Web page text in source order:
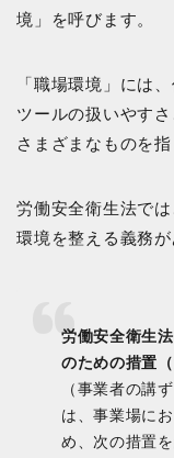
境」を呼びます。
「職場環境」には
ツールの扱いやす
さまざまなものを指
労働安全衛生法で
環境を整える義務が
労働安全衛生
のための措置
（事業者の講
は、事業場に
め、次の措置